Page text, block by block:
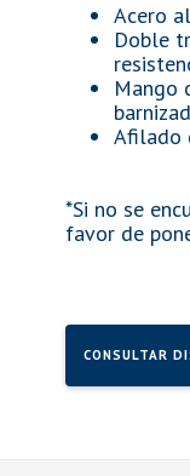
Acero
Doble
Mango
Afilado
*Si no se
favor de
CONSULTAR